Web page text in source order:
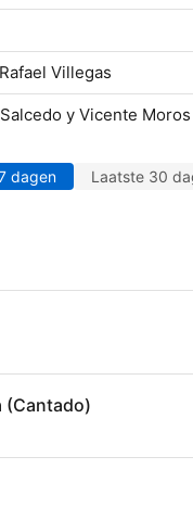
Villegas
y Vicente Moros
dagen Laatste 30
(Cantado)